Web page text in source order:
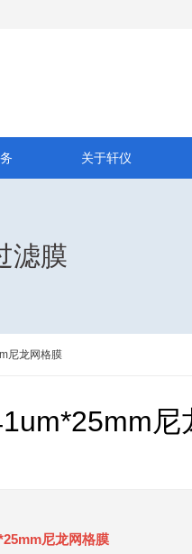
关于轩仪
滤膜
尼龙网格膜
尼
尼龙网格膜